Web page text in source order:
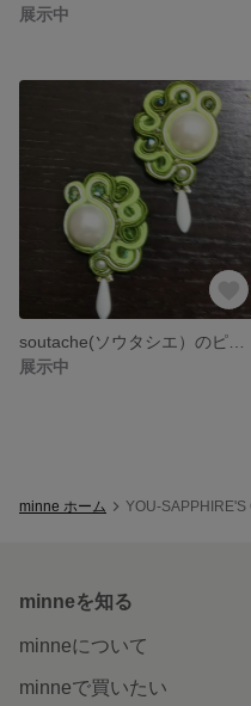
展示中
展示中
minne ホーム YOU-SAPPHIRE'S
minneを知る
minneについて
minneで買いたい